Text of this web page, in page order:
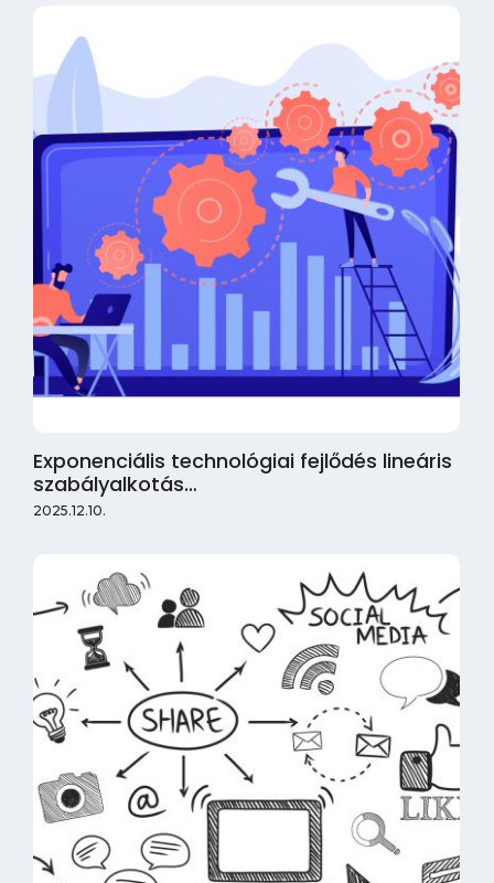
Exponenciális technológiai fejlődés lineáris
szabályalkotás…
2025.12.10.